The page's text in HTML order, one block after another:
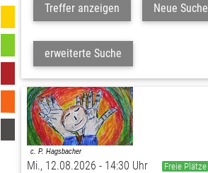
Treffer anzeigen Neue Suche
erweiterte Suche
Mi., 12.08.2026 - 14:30 Uhr
Freie Plätze